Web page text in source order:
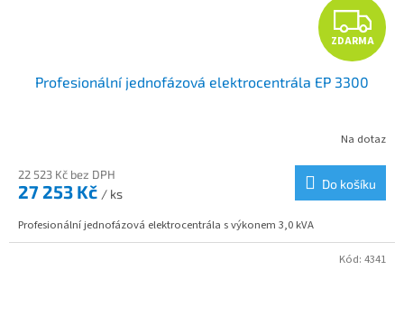
Z
D
R
M
A
ZDARMA
Profesionální jednofázová elektrocentrála EP 3300
Na dotaz
22 523 Kč bez DPH
27 253 Kč / ks
Do košíku
Profesionální jednofázová elektrocentrála s výkonem 3,0 kVA
Kód: 4341